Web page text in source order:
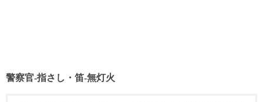
警察官-指さし・笛-無灯火